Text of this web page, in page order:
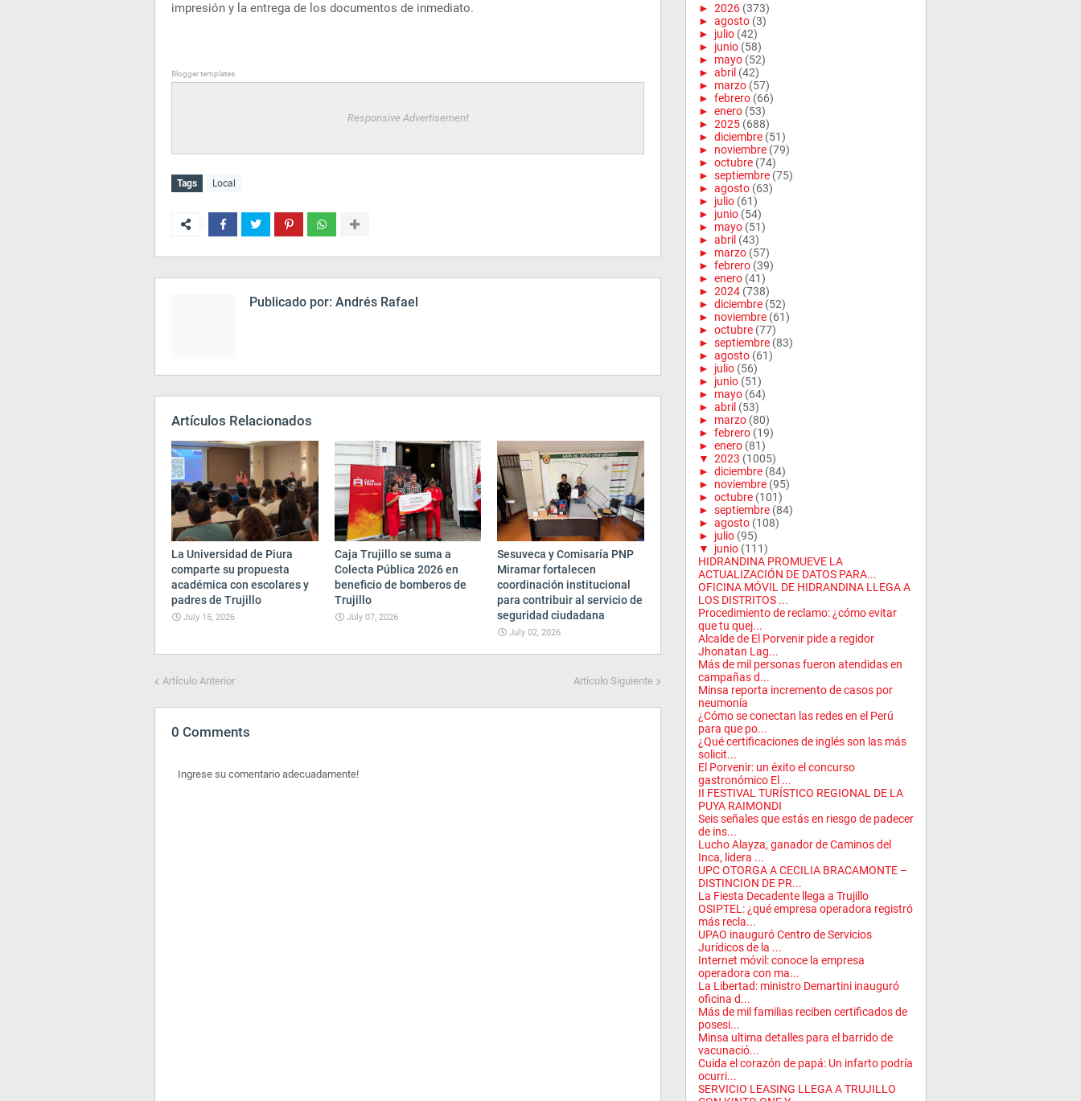
impresión y la entrega de los documentos de inmediato.
Blogger templates
Responsive Advertisement
Tags Local
Publicado por: Andrés Rafael
Artículos Relacionados
La Universidad de Piura
comparte su propuesta
académica con escolares y
padres de Trujillo
July 15, 2026
Caja Trujillo se suma a
Colecta Pública 2026 en
beneficio de bomberos de
Trujillo
July 07, 2026
Sesuveca y Comisaría PNP
Miramar fortalecen
coordinación institucional
para contribuir al servicio de
seguridad ciudadana
July 02, 2026
Artículo Anterior Artículo Siguiente
0 Comments
Ingrese su comentario adecuadamente!
► 2026 (373)
► agosto (3)
► julio (42)
► junio (58)
► mayo (52)
► abril (42)
► marzo (57)
► febrero (66)
► enero (53)
► 2025 (688)
► diciembre (51)
► noviembre (79)
► octubre (74)
► septiembre (75)
► agosto (63)
► julio (61)
► junio (54)
► mayo (51)
► abril (43)
► marzo (57)
► febrero (39)
► enero (41)
► 2024 (738)
► diciembre (52)
► noviembre (61)
► octubre (77)
► septiembre (83)
► agosto (61)
► julio (56)
► junio (51)
► mayo (64)
► abril (53)
► marzo (80)
► febrero (19)
► enero (81)
▼ 2023 (1005)
► diciembre (84)
► noviembre (95)
► octubre (101)
► septiembre (84)
► agosto (108)
► julio (95)
▼
junio (111)
HIDRANDINA PROMUEVE LA
ACTUALIZACIÓN DE DATOS PARA...
OFICINA MÓVIL DE HIDRANDINA LLEGA A
LOS DISTRITOS ...
Procedimiento de reclamo: ¿cómo evitar
que tu quej...
Alcalde de El Porvenir pide a regidor
Jhonatan Lag...
Más de mil personas fueron atendidas en
campañas d...
Minsa reporta incremento de casos por
neumonía
¿Cómo se conectan las redes en el Perú
para que po...
¿Qué certificaciones de inglés son las más
solicit...
El Porvenir: un éxito el concurso
gastronómico El ...
II FESTIVAL TURÍSTICO REGIONAL DE LA
PUYA RAIMONDI
Seis señales que estás en riesgo de padecer
de ins...
Lucho Alayza, ganador de Caminos del
Inca, lidera ...
UPC OTORGA A CECILIA BRACAMONTE –
DISTINCION DE PR...
La Fiesta Decadente llega a Trujillo
OSIPTEL: ¿qué empresa operadora registró
más recla...
UPAO inauguró Centro de Servicios
Jurídicos de la ...
Internet móvil: conoce la empresa
operadora con ma...
La Libertad: ministro Demartini inauguró
oficina d...
Más de mil familias reciben certificados de
posesi...
Minsa ultima detalles para el barrido de
vacunació...
Cuida el corazón de papá: Un infarto podría
ocurri...
SERVICIO LEASING LLEGA A TRUJILLO